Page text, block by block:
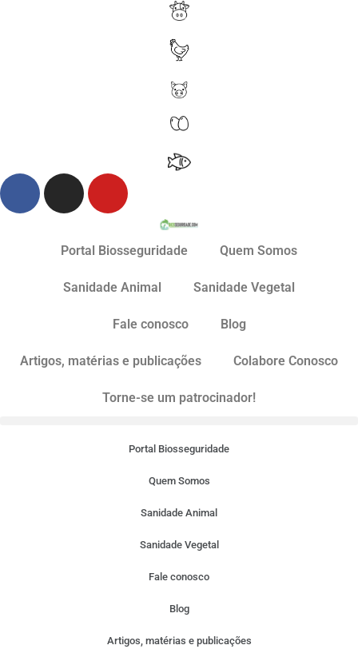
Portal Biosseguridade Quem Somos
Sanidade Animal Sanidade Vegetal
Fale conosco Blog
Artigos, matérias e publicações Colabore Conosco
Torne-se um patrocinador!
Portal Biosseguridade
Quem Somos
Sanidade Animal
Sanidade Vegetal
Fale conosco
Blog
Artigos, matérias e publicações